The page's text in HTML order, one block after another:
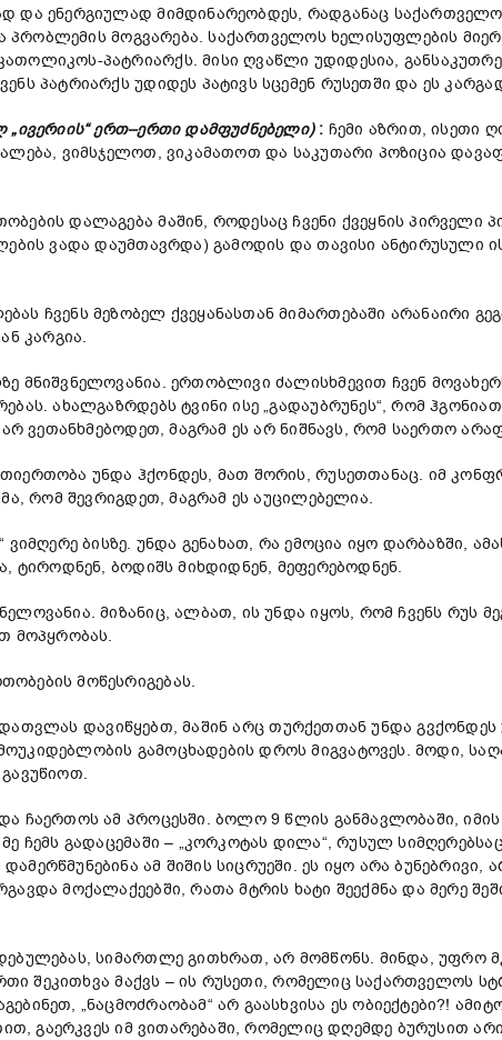
და ენერგიულად მიმდინარეობდეს, რადგანაც
პრობლემის მოგვარება. საქართველოს ხელისუფლების
პატრიარქს. მისი ღვაწლი უდიდესია,
პატრიარქს უდიდეს პატივს სცემენ რუსეთში და ეს
ერთ–ერთი დამფუძნებელი): ჩემი აზრით, ისეთი
ვიმსჯელოთ, ვიკამათოთ და საკუთარი პოზიცია
დალაგება მაშინ, როდესაც ჩვენი ქვეყნის პირველი
ვადა დაუმთავრდა) გამოდის და თავისი ანტირუსული
ჩვენს მეზობელ ქვეყანასთან მიმართებაში არანაირი
კარგია.
მნიშვნელოვანია. ერთობლივი ძალისხმევით ჩვენ
ახალგაზრდებს ტვინი ისე „გადაუბრუნეს“, რომ
ვეთანხმებოდეთ, მაგრამ ეს არ ნიშნავს, რომ საერთო
უნდა ჰქონდეს, მათ შორის, რუსეთთანაც. იმ
რომ შევრიგდეთ, მაგრამ ეს აუცილებელია.
ბისზე. უნდა გენახათ, რა ემოცია იყო დარბაზში,
ტიროდნენ, ბოდიშს მიხდიდნენ, მეფერებოდნენ.
მიზანიც, ალბათ, ის უნდა იყოს, რომ ჩვენს რუს
მოპყრობას.
მოწესრიგებას.
დავიწყებთ, მაშინ არც თურქეთთან უნდა
გამოცხადების დროს მიგვატოვეს. მოდი,
ჩაერთოს ამ პროცესში. ბოლო 9 წლის განმავლობაში,
ჩემს გადაცემაში – „კორკოტას დილა“, რუსულ
ამ შიშის სიცრუეში. ეს იყო არა ბუნებრივი,
მოქალაქეებში, რათა მტრის ხატი შეექმნა და მერე
სიმართლე გითხრათ, არ მომწონს. მინდა, უფრო
შეკითხვა მაქვს – ის რუსეთი, რომელიც საქართველოს
„ნაცმოძრაობამ“ არ გაასხვისა ეს ობიექტები?!
გაერკვეს იმ ვითარებაში, რომელიც დღემდე ბურუსით